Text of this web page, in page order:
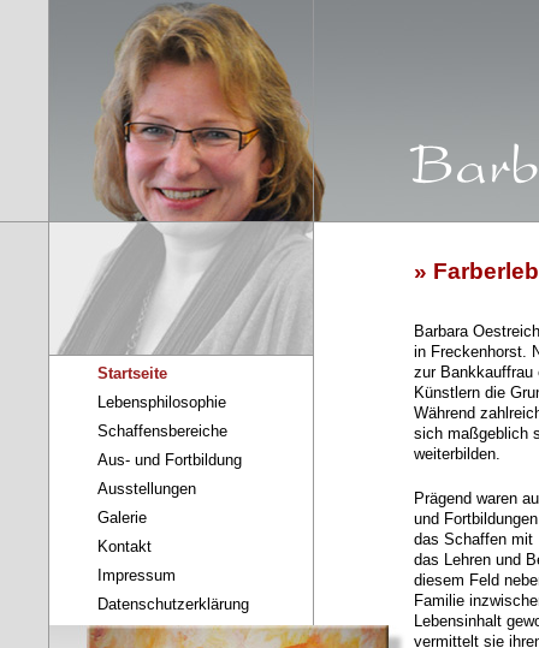
»
Barbara
in Freckenhorst.
zur Bankkauffrau
Künstlern die
Während
sich maßgeblich
weiterbilden.
Prägend waren
und
das Schaffen mit
das Lehren und
diesem Feld
Familie
Lebensinhalt
vermittelt sie
Startseite
Lebensphilosophie
Schaffensbereiche
Aus- und Fortbildung
Ausstellungen
Galerie
Kontakt
Impressum
Datenschutzerklärung